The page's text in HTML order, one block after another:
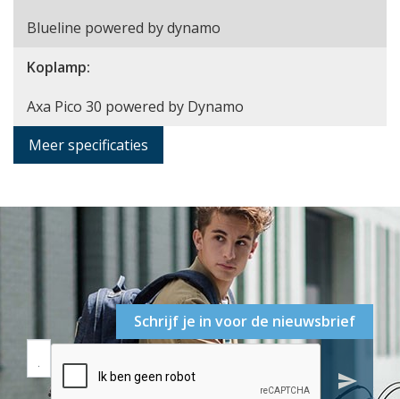
Blueline powered by dynamo
Koplamp:
Axa Pico 30 powered by Dynamo
Meer specificaties
Schrijf je in voor de nieuwsbrief
send